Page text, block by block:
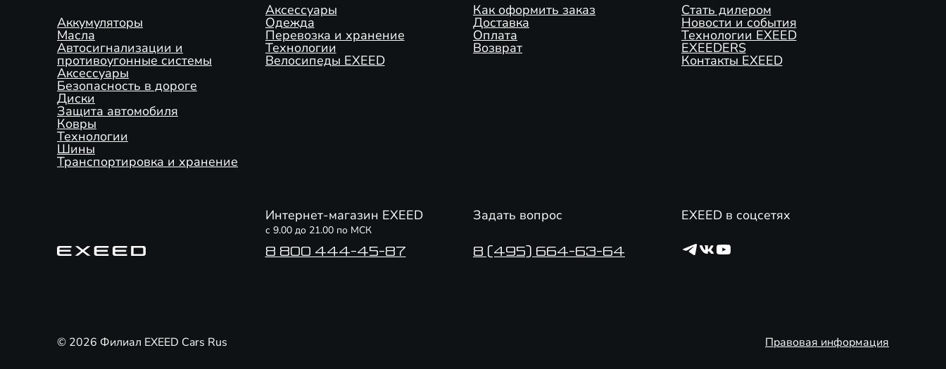
Аккумуляторы
Масла
Автосигнализации и
противоугонные системы
Аксессуары
Безопасность в дороге
Диски
Защита автомобиля
Ковры
Технологии
Шины
Транспортировка и хранение
Аксессуары
Одежда
Перевозка и хранение
Технологии
Велосипеды EXEED
Как оформить заказ
Доставка
Оплата
Возврат
Стать дилером
Новости и события
Технологии EXEED
EXEEDERS
Контакты EXEED
Интернет-магазин EXEED
с 9.00 до 21.00 по МСК
8 800 444-45-87
Задать вопрос
8 (495) 664-63-64
EXEED в соцсетях
© 2026 Филиал EXEED Cars Rus Правовая информация